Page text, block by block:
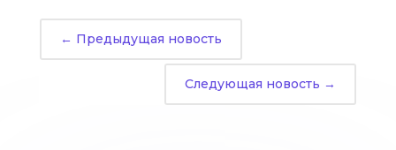
← Предыдущая новость
Следующая новость →